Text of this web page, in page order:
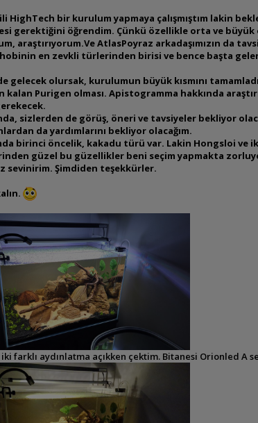
HighTech bir kurulum yapmaya çalışmıştım lakin
gerektiğini öğrendim. Çünkü özellikle orta ve
araştırıyorum.Ve AtlasPoyraz arkadaşımızın da
hobinin en zevkli türlerinden birisi ve bence başta
gelecek olursak, kurulumun büyük kısmını
kalan Purigen olması. Apistogramma hakkında
sizlerden de görüş, öneri ve tavsiyeler bekliyor
da yardımlarını bekliyor olacağım.
birinci öncelik, kakadu türü var. Lakin Hongsloi ve
güzel bu güzellikler beni seçim yapmakta
sevinirim. Şimdiden teşekkürler.
farklı aydınlatma açıkken çektim. Bitanesi Orionled A